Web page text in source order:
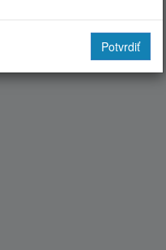
Potvrdiť